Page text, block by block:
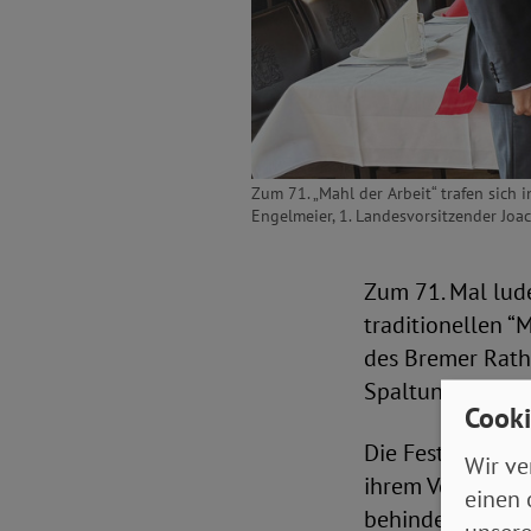
Zum 71. „Mahl der Arbeit“ trafen sich
Engelmeier, 1. Landesvorsitzender
Zum 71. Mal
traditionellen
des Bremer
Spaltung –
Die Festrede
ihrem Vortrag
behinderter
Wir
einen